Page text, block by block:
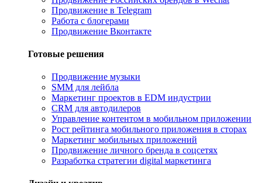
Продвижение в Telegram
Работа с блогерами
Продвижение Вконтакте
Готовые решения
Продвижение музыки
SMM для лейбла
Маркетинг проектов в EDM индустрии
CRM для автодилеров
Управление контентом в мобильном приложении
Рост рейтинга мобильного приложения в сторах
Маркетинг мобильных приложений
Продвижение личного бренда в соцсетях
Разработка стратегии digital маркетинга